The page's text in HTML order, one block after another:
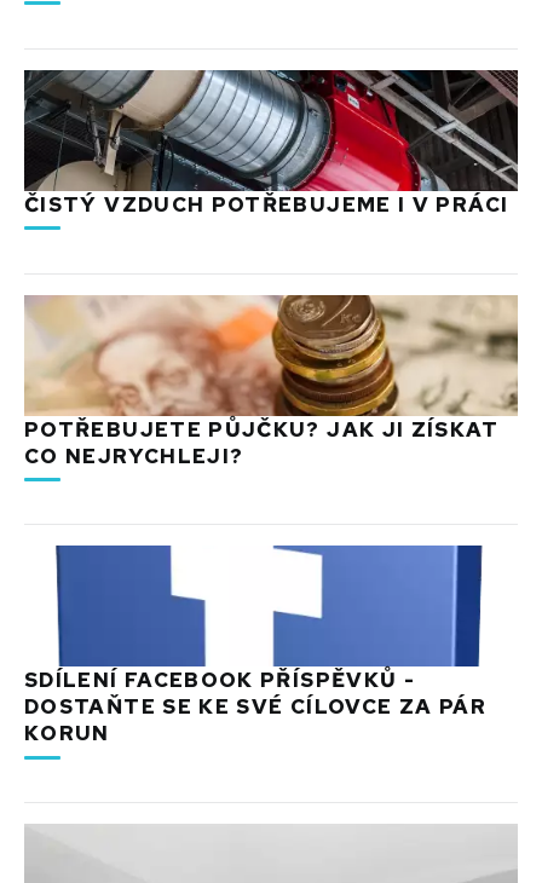
ČISTÝ VZDUCH POTŘEBUJEME I V PRÁCI
POTŘEBUJETE PŮJČKU? JAK JI ZÍSKAT
CO NEJRYCHLEJI?
SDÍLENÍ FACEBOOK PŘÍSPĚVKŮ -
DOSTAŇTE SE KE SVÉ CÍLOVCE ZA PÁR
KORUN